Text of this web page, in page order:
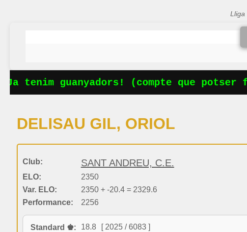
Lliga
tenim guanyadors! (compte que potser
DELISAU GIL, ORIOL
Club: SANT ANDREU, C.E.
ELO:
2350
Var. ELO:
2350 + -20.4 = 2329.6
Performance:
2256
Standard ♚: 18.8
[ 2025 / 6083 ]